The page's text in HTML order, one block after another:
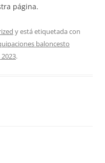
página.
y está etiquetada con
baloncesto
.